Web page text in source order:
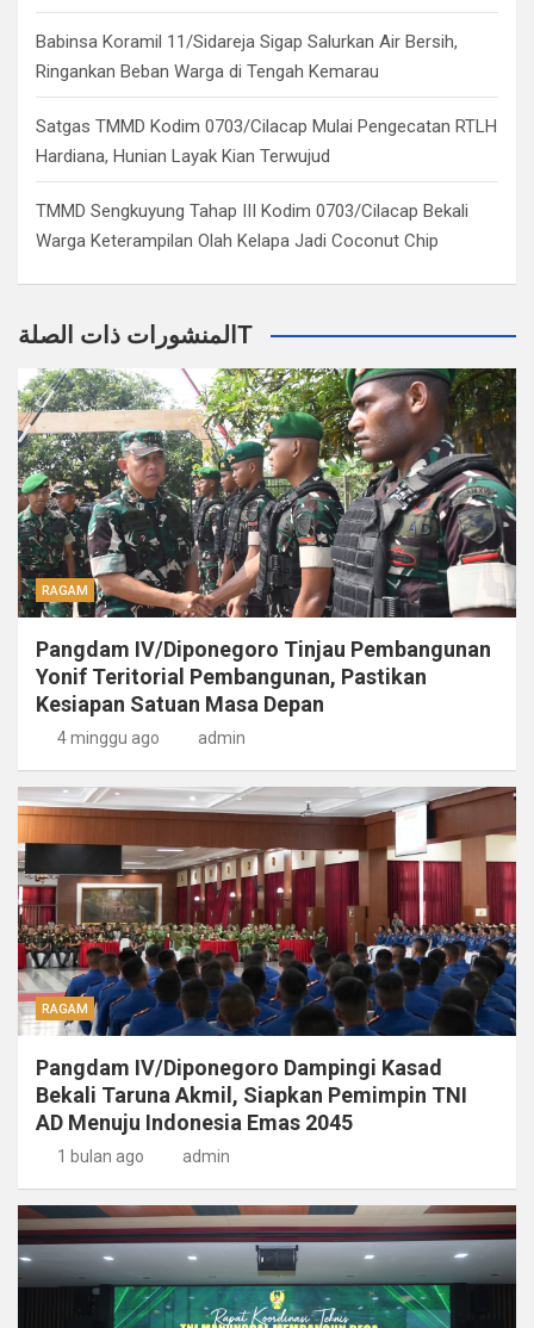
Babinsa Koramil 11/Sidareja Sigap Salurkan Air Bersih,
Ringankan Beban Warga di Tengah Kemarau
Satgas TMMD Kodim 0703/Cilacap Mulai Pengecatan RTLH
Hardiana, Hunian Layak Kian Terwujud
TMMD Sengkuyung Tahap III Kodim 0703/Cilacap Bekali
Warga Keterampilan Olah Kelapa Jadi Coconut Chip
المنشورات ذات الصلةT
RAGAM
Pangdam IV/Diponegoro Tinjau Pembangunan
Yonif Teritorial Pembangunan, Pastikan
Kesiapan Satuan Masa Depan
4 minggu ago admin
RAGAM
Pangdam IV/Diponegoro Dampingi Kasad
Bekali Taruna Akmil, Siapkan Pemimpin TNI
AD Menuju Indonesia Emas 2045
1 bulan ago admin